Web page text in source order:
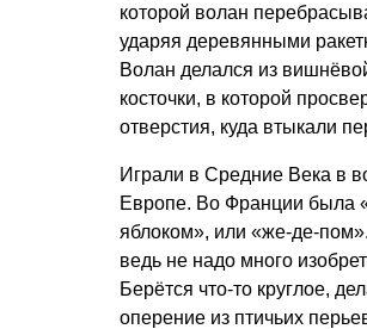
которой волан
ударяя деревянными
Волан делался из
косточки, в которой
отверстия, куда втыкали
Играли в Средние Века в
Европе. Во Франции была
яблоком», или «же-де-
ведь не надо много
Берётся что-то круглое,
оперение из птичьих